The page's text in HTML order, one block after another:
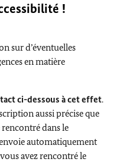
!
sur d’éventuelles
en matière
ci-dessous à cet effet.
aussi précise que
dans le
automatiquement
avez rencontré le